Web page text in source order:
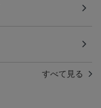
すべて見る